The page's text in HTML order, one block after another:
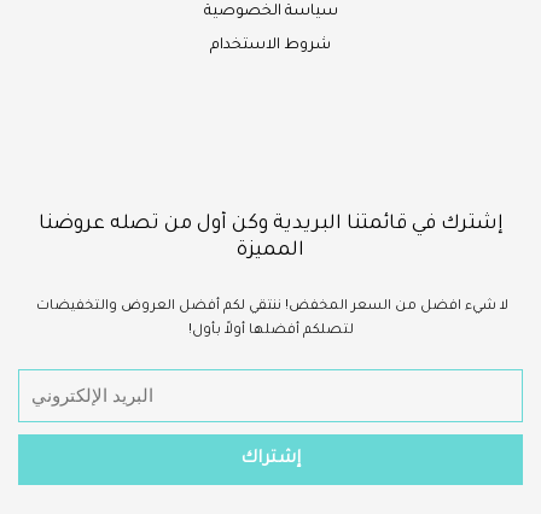
سياسة الخصوصية
شروط الاستخدام
إشترك في قائمتنا البريدية وكن أول من تصله عروضنا
المميزة
لا شيء افضل من السعر المخفض! ننتقي لكم أفضل العروض والتخفيضات
لتصلكم أفضلها أولاً بأول!